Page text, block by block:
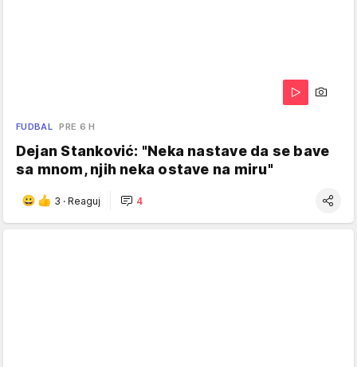
FUDBAL PRE 6 H
Dejan Stanković: "Neka nastave da se bave
sa mnom, njih neka ostave na miru"
3 · Reaguj 4